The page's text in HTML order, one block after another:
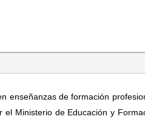
enseñanzas de formación
Ministerio de Educación y